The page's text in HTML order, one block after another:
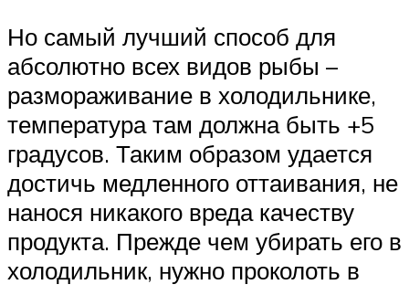
Но самый лучший способ для
абсолютно всех видов рыбы –
размораживание в холодильнике,
температура там должна быть +5
градусов. Таким образом удается
достичь медленного оттаивания, не
нанося никакого вреда качеству
продукта. Прежде чем убирать его в
холодильник, нужно проколоть в